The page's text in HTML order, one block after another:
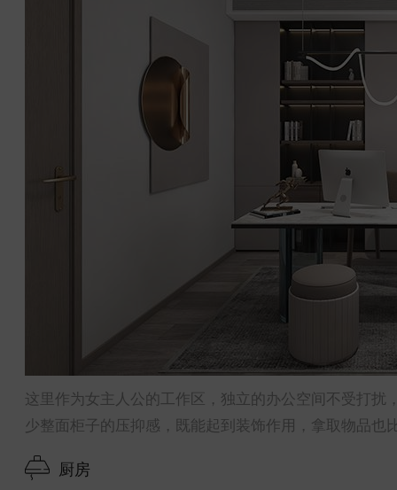
这里作为女主人公的工作区，独立的办公空间不受打
少整面柜子的压抑感，既能起到装饰作用，拿取物品也
厨房